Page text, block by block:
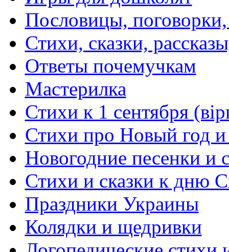
Пословицы,
Стихи, сказки,
Ответы почемучкам
Мастерилка
Стихи к 1 сентября
Стихи про Новый год
Новогодние песенки и
Стихи и сказки к дню
Праздники Украины
Колядки и щедривки